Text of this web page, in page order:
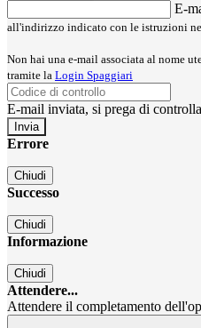
E-
all'indirizzo indicato con le istruzioni
Non hai una e-mail associata al nome
tramite la Login Spaggiari
E-mail inviata, si prega di
Errore
Chiudi
Successo
Chiudi
Informazione
Chiudi
Attendere...
Attendere il completamento